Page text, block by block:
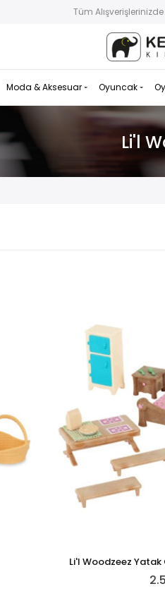
Tüm Alışverişlerinizde
Moda & Aksesuar Oyuncak
Li'l
Li'l Woodzeez Yatak